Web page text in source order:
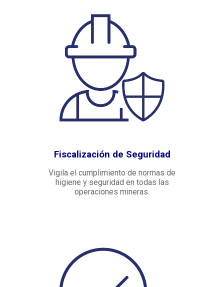
Fiscalización de Seguridad
Vigila el cumplimiento de normas de
higiene y seguridad en todas las
operaciones mineras.